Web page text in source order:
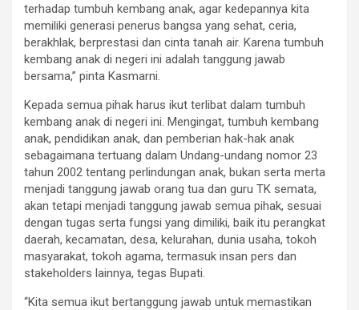
terhadap tumbuh kembang anak, agar kedepannya kita
memiliki generasi penerus bangsa yang sehat, ceria,
berakhlak, berprestasi dan cinta tanah air. Karena tumbuh
kembang anak di negeri ini adalah tanggung jawab
bersama,” pinta Kasmarni.
Kepada semua pihak harus ikut terlibat dalam tumbuh
kembang anak di negeri ini. Mengingat, tumbuh kembang
anak, pendidikan anak, dan pemberian hak-hak anak
sebagaimana tertuang dalam Undang-undang nomor 23
tahun 2002 tentang perlindungan anak, bukan serta merta
menjadi tanggung jawab orang tua dan guru TK semata,
akan tetapi menjadi tanggung jawab semua pihak, sesuai
dengan tugas serta fungsi yang dimiliki, baik itu perangkat
daerah, kecamatan, desa, kelurahan, dunia usaha, tokoh
masyarakat, tokoh agama, termasuk insan pers dan
stakeholders lainnya, tegas Bupati.
“Kita semua ikut bertanggung jawab untuk memastikan